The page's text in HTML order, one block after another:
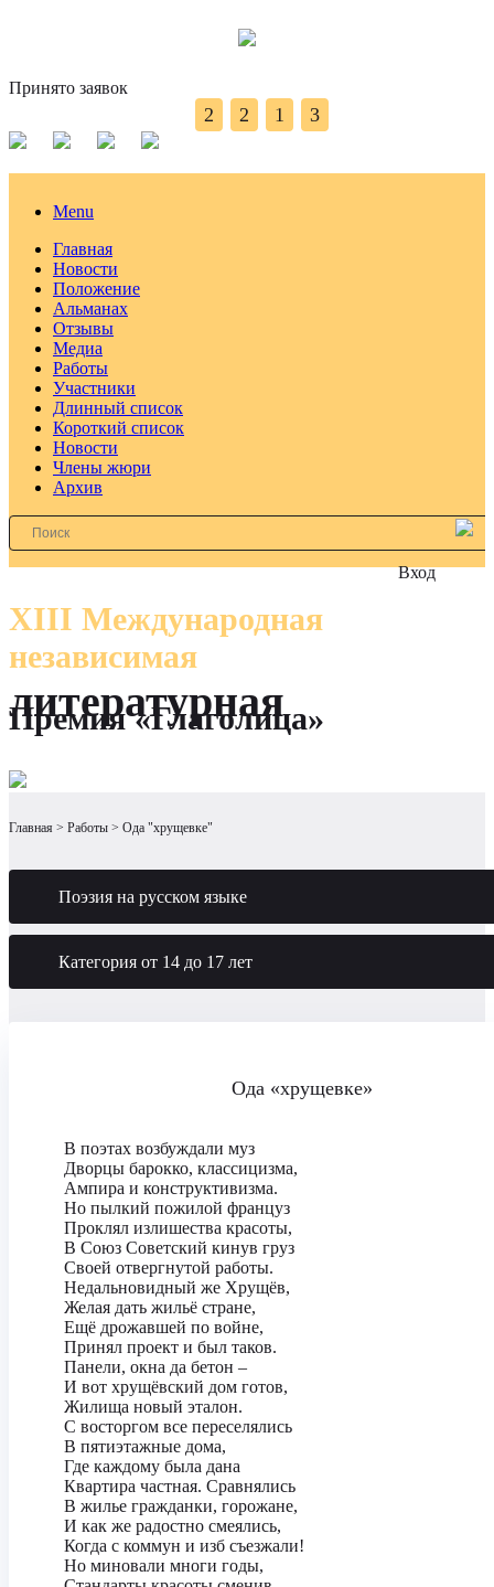
Принято заявок
2 2 1 3
Menu
Главная
Новости
Положение
Альманах
Отзывы
Медиа
Работы
Участники
Длинный список
Короткий список
Новости
Члены жюри
Архив
Вход
XIII Международная
независимая
литературная
Премия «Глаголица»
Главная Работы Ода "хрущевке"
Поэзия на русском языке
Категория от 14 до 17 лет
Ода «хрущевке»
В поэтах возбуждали муз
Дворцы барокко, классицизма,
Ампира и конструктивизма.
Но пылкий пожилой француз
Проклял излишества красоты,
В Союз Советский кинув груз
Своей отвергнутой работы.
Недальновидный же Хрущёв,
Желая дать жильё стране,
Ещё дрожавшей по войне,
Принял проект и был таков.
Панели, окна да бетон –
И вот хрущёвский дом готов,
Жилища новый эталон.
С восторгом все переселялись
В пятиэтажные дома,
Где каждому была дана
Квартира частная. Сравнялись
В жилье гражданки, горожане,
И как же радостно смеялись,
Когда с коммун и изб съезжали!
Но миновали многи годы,